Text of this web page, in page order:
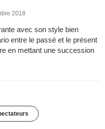
2018
avec son style bien
entre le passé et le présent
en mettant une succession